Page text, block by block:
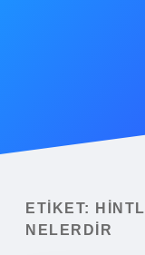
Yasal Uyarı
ETIKET:
NELERDIR